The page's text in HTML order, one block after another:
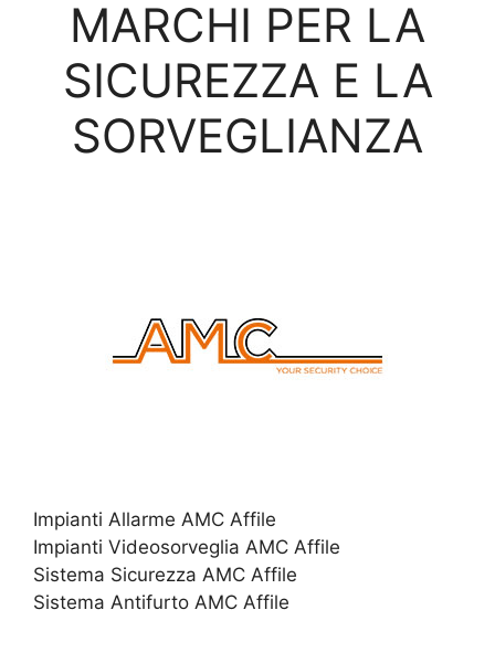
MARCHI PER LA
SICUREZZA E LA
SORVEGLIANZA
Impianti Allarme AMC Affile
Impianti Videosorveglia AMC Affile
Sistema Sicurezza AMC Affile
Sistema Antifurto AMC Affile